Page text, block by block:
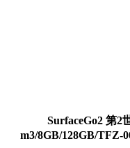
SurfaceGo2 第2
m3/8GB/128GB/TFZ-